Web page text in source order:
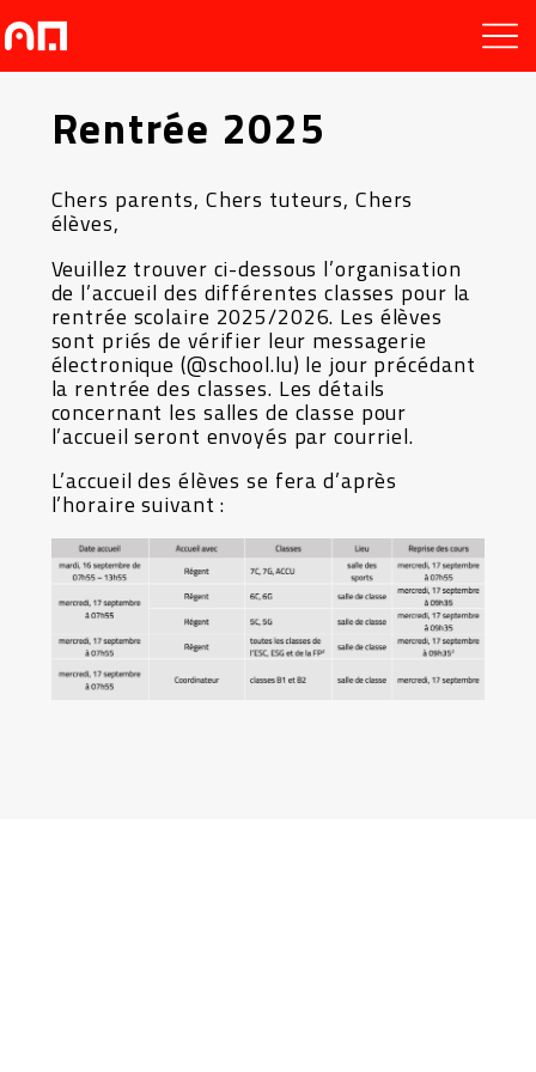
Rentrée 2025
Chers parents, Chers tuteurs, Chers
élèves,
Veuillez trouver ci-dessous l’organisation
de l’accueil des différentes classes pour la
rentrée scolaire 2025/2026. Les élèves
sont priés de vérifier leur messagerie
électronique (@school.lu) le jour précédant
la rentrée des classes. Les détails
concernant les salles de classe pour
l’accueil seront envoyés par courriel.
L’accueil des élèves se fera d’après
l’horaire suivant :